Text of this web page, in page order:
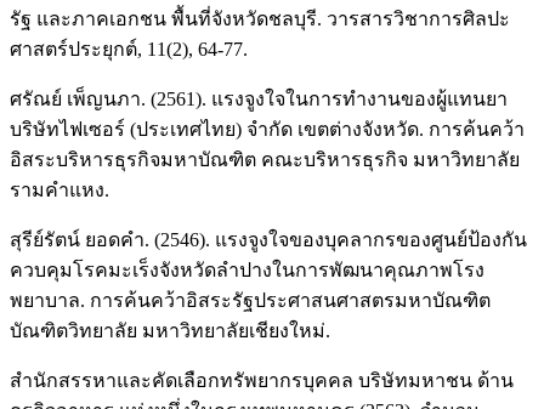
รัฐ และภาคเอกชน พื้นที่จังหวัดชลบุรี. วารสารวิชาการศิลปะ
ศาสตร์ประยุกต์, 11(2), 64-77.
ศรัณย์ เพ็ญนภา. (2561). แรงจูงใจในการทำงานของผู้แทนยา
บริษัทไฟเซอร์ (ประเทศไทย) จำกัด เขตต่างจังหวัด. การค้นคว้า
อิสระบริหารธุรกิจมหาบัณฑิต คณะบริหารธุรกิจ มหาวิทยาลัย
รามคำแหง.
สุรีย์รัตน์ ยอดคำ. (2546). แรงจูงใจของบุคลากรของศูนย์ป้องกัน
ควบคุมโรคมะเร็งจังหวัดลำปางในการพัฒนาคุณภาพโรง
พยาบาล. การค้นคว้าอิสระรัฐประศาสนศาสตรมหาบัณฑิต
บัณฑิตวิทยาลัย มหาวิทยาลัยเชียงใหม่.
สำนักสรรหาและคัดเลือกทรัพยากรบุคคล บริษัทมหาชน ด้าน